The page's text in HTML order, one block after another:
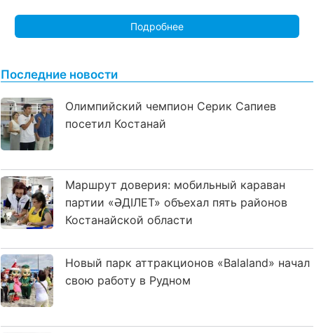
Подробнее
Последние новости
Олимпийский чемпион Серик Сапиев
посетил Костанай
Маршрут доверия: мобильный караван
партии «ӘДІЛЕТ» объехал пять районов
Костанайской области
Новый парк аттракционов «Balaland» начал
свою работу в Рудном